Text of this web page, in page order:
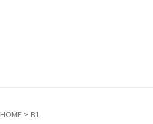
HOME > B1